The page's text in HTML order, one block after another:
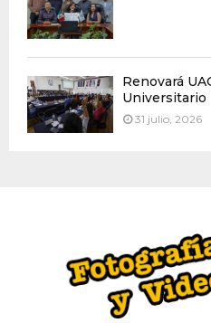
Renovará
Universitario
31 julio, 2026